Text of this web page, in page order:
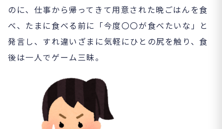
のに、仕事から帰ってきて用意された晩ごはんを食
べ、たまに食べる前に「今度〇〇が食べたいな」と
発言し、すれ違いざまに気軽にひとの尻を触り、食
後は一人でゲーム三昧。